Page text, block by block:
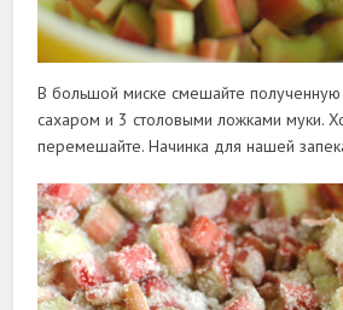
В большой миске смешайте
сахаром и 3 столовыми ложками муки.
перемешайте. Начинка для нашей